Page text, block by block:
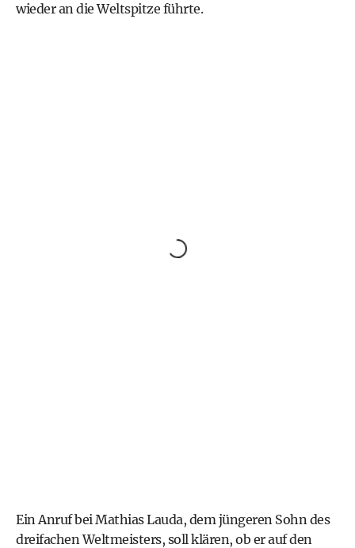
wieder an die Weltspitze führte.
Ein Anruf beiMathias Lauda, dem jüngeren Sohn des
dreifachen Weltmeisters, soll klären, ob er auf den